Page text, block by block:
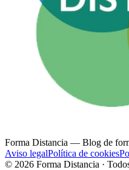
Forma Distancia — Blog de
Aviso legalPolítica de cookies
© 2026 Forma Distancia ·